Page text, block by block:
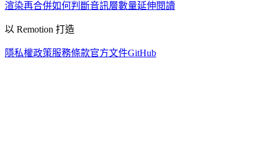
渲染再合併如何判斷音訊層數量延伸閱讀
以 Remotion 打造
隱私權政策服務條款官方文件GitHub